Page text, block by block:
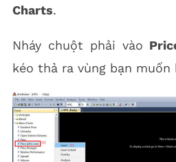
Charts.
Nháy chuột phải vào
kéo thả ra vùng bạn muốn